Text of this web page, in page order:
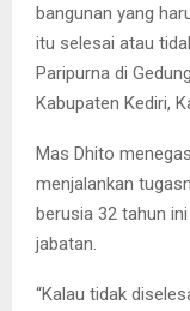
bangunan yang
itu selesai atau
Paripurna di
Kabupaten Kediri,
Mas Dhito
menjalankan
berusia 32 tahun
jabatan.
“Kalau tidak